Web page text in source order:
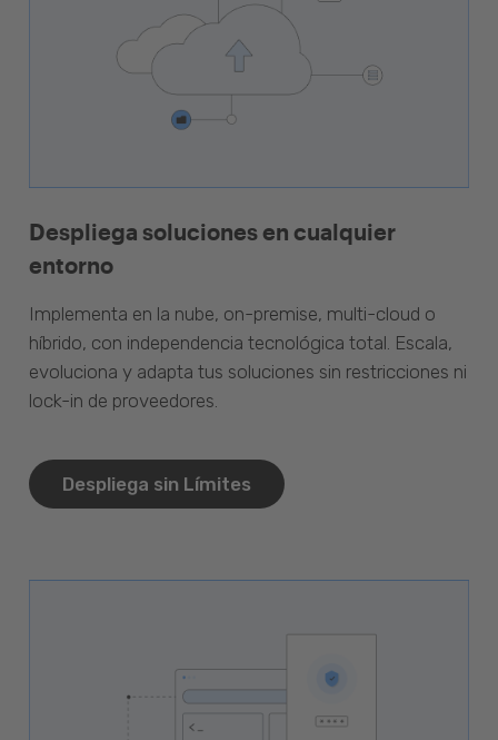
Despliega soluciones en cualquier
entorno
Implementa en la nube, on-premise, multi-cloud o
híbrido, con independencia tecnológica total. Escala,
evoluciona y adapta tus soluciones sin restricciones ni
lock-in de proveedores.
Despliega sin Límites